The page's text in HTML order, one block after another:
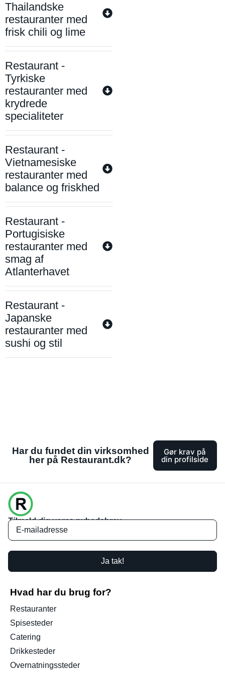
Thailandske
restauranter med
frisk chili og lime
Restaurant -
Tyrkiske
restauranter med
krydrede
specialiteter
Restaurant -
Vietnamesiske
restauranter med
balance og friskhed
Restaurant -
Portugisiske
restauranter med
smag af
Atlanterhavet
Restaurant -
Japanske
restauranter med
sushi og stil
Har du fundet din virksomhed
her på Restaurant.dk?
Gør krav på
din profilside
Tilmeld dig vores nyhedsbrev
Ja tak!
Hvad har du brug for?
Restauranter
Spisesteder
Catering
Drikkesteder
Overnatningssteder